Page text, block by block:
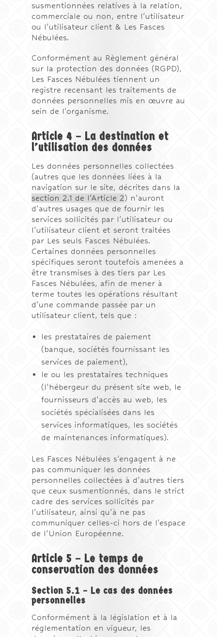
susmentionnées relatives à la relation,
commerciale ou non, entre l’utilisateur
ou l’utilisateur client & Les Fasces
Nébulées.
Conformément au Règlement général
sur la protection des données (RGPD),
Les Fasces Nébulées tiennent un
registre recensant les traitements de
données personnelles mis en œuvre au
sein de l’organisme.
Article 4 – La destination et
l’utilisation des données
Les données personnelles collectées
(autres que les données liées à la
navigation sur le site, décrites dans la
section 2.1 de l’Article 2) n’auront
d’autres usages que de fournir les
services sollicités par l’utilisateur ou
l’utilisateur client et seront traitées
par Les seuls Fasces Nébulées.
Certaines données personnelles
spécifiques seront toutefois amenées a
être transmises à des tiers par Les
Fasces Nébulées, afin de mener à
terme toutes les opérations résultant
d’une commande passée par un
utilisateur client, tels que :
les prestataires de paiement
(banque, sociétés fournissant les
services de paiement),
le ou les prestataires techniques
(l’hébergeur du présent site web, le
fournisseurs d’accès au web, les
sociétés spécialisées dans les
services informatiques, les sociétés
de maintenances informatiques).
Les Fasces Nébulées s’engagent à ne
pas communiquer les données
personnelles collectées à d’autres tiers
que ceux susmentionnés, dans le strict
cadre des services sollicités par
l’utilisateur, ainsi qu’à ne pas
communiquer celles-ci hors de l’espace
de l’Union Européenne.
Article 5 – Le temps de
conservation des données
Section 5.1 – Le cas des données
personnelles
Conformément à la législation et à la
réglementation en vigueur, les